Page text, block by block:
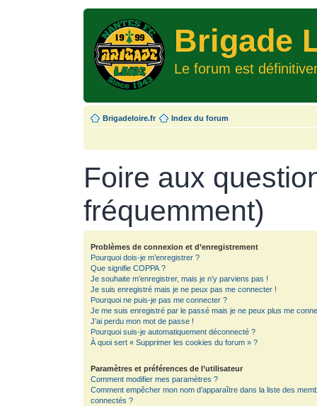
Brigade
Le forum est
Brigadeloire.fr Index du forum
Foire aux
fréquemment)
Problèmes de connexion et d’enregistrement
Pourquoi dois-je m’enregistrer ?
Que signifie COPPA ?
Je souhaite m’enregistrer, mais je n’y parviens pas !
Je suis enregistré mais je ne peux pas me connecter !
Pourquoi ne puis-je pas me connecter ?
Je me suis enregistré par le passé mais je ne peux plus me
J’ai perdu mon mot de passe !
Pourquoi suis-je automatiquement déconnecté ?
À quoi sert « Supprimer les cookies du forum » ?
Paramètres et préférences de l’utilisateur
Comment modifier mes paramètres ?
Comment empêcher mon nom d’apparaître dans la liste des
connectés ?